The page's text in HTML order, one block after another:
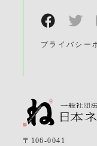
プライバシー
〒106-0041